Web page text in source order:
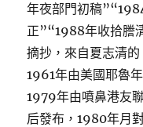
年夜部門初稿
正”“1988年收拾謄
摘抄，來自夏志清
1961年由美國耶魯
1979年由噴鼻港友
后發布，1980年月